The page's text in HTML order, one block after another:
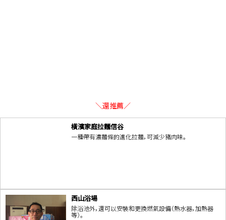
＼還推薦／
橫濱家庭拉麵信谷
一種帶有濃麵條的進化拉麵，可減少豬肉味。
西山浴場
除浴池外，還可以安裝和更換燃氣設備（熱水器，加熱器
等）。